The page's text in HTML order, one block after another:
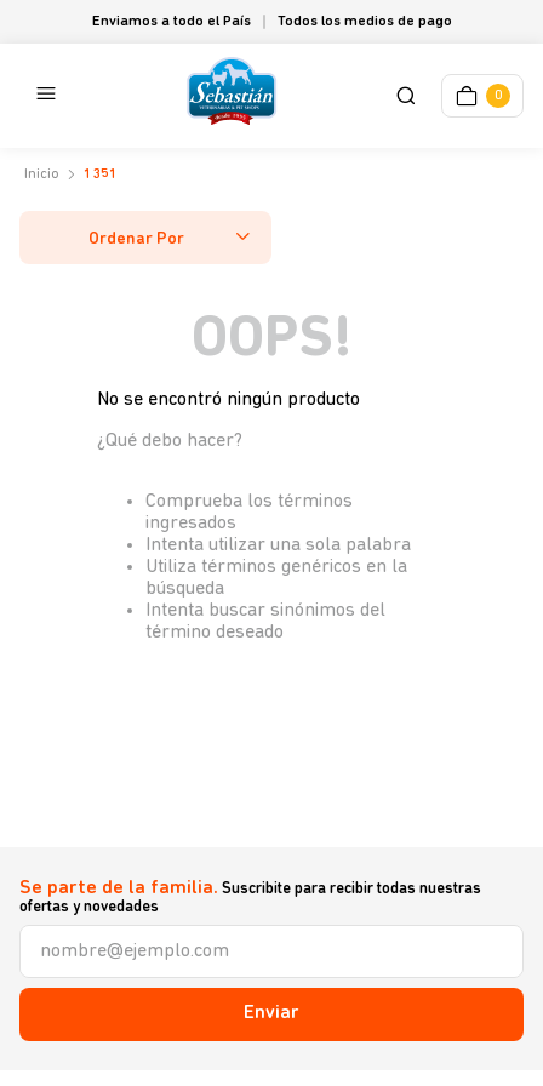
Enviamos a todo el País Todos los medios de pago
0
1351
Ordenar Por
OOPS!
No se encontró ningún producto
¿Qué debo hacer?
Comprueba los términos
ingresados
Intenta utilizar una sola palabra
Utiliza términos genéricos en la
búsqueda
Intenta buscar sinónimos del
término deseado
Se parte de la familia. Suscribite para recibir todas nuestras
ofertas y novedades
Enviar